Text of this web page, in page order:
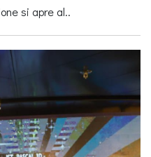
si apre al..